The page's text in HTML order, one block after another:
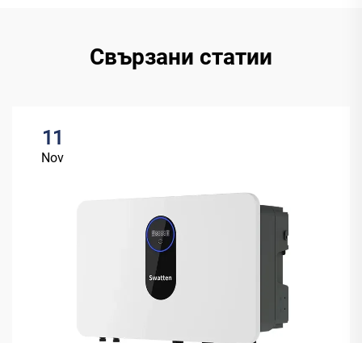
Свързани статии
11
Nov